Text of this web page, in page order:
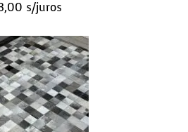
s/juros